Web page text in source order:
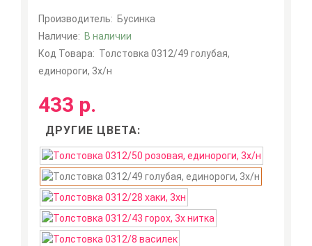
Производитель: Бусинка
Наличие: В наличии
Код Товара: Толстовка 0312/49 голубая,
единороги, 3х/н
433 р.
ДРУГИЕ ЦВЕТА: